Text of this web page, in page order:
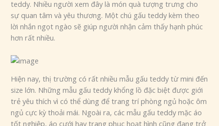
teddy. Nhiều người xem đây là món quà tượng trưng cho
sự quan tâm và yêu thương. Một chú gấu teddy kèm theo
lời nhắn ngọt ngào sẽ giúp người nhận cảm thấy hạnh phúc
hơn rất nhiều.
Hiện nay, thị trường có rất nhiều mẫu gấu teddy từ mini đến
size lớn. Những mẫu gấu teddy khổng lồ đặc biệt được giới
trẻ yêu thích vì có thể dùng để trang trí phòng ngủ hoặc ôm
ngủ cực kỳ thoải mái. Ngoài ra, các mẫu gấu teddy mặc áo
tốt nghiệp, áo cưới hay trang phục hoạt hình cũng đang trở